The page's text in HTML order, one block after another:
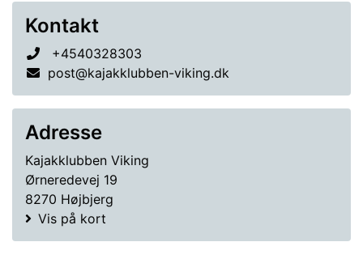
Kontakt
+4540328303
post@kajakklubben-viking.dk
Adresse
Kajakklubben Viking
Ørneredevej 19
8270 Højbjerg
Vis på kort